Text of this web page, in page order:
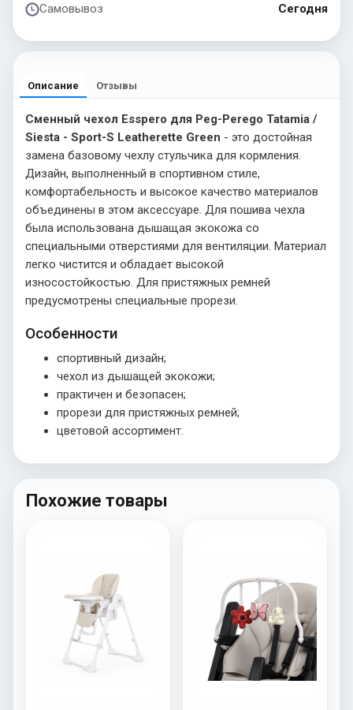
Самовывоз Сегодня
Описание Отзывы
Сменный чехол Esspero для Peg-Perego Tatamia /
Siesta - Sport-S Leatherette Green - это достойная
замена базовому чехлу стульчика для кормления.
Дизайн, выполненный в спортивном стиле,
комфортабельность и высокое качество материалов
объединены в этом аксессуаре. Для пошива чехла
была использована дышащая экокожа со
специальными отверстиями для вентиляции. Материал
легко чистится и обладает высокой
износостойкостью. Для пристяжных ремней
предусмотрены специальные прорези.
Особенности
спортивный дизайн;
чехол из дышащей экокожи;
практичен и безопасен;
прорези для пристяжных ремней;
цветовой ассортимент.
Похожие товары